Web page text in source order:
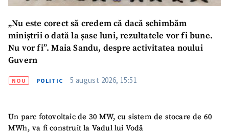
„Nu este corect să credem că dacă schimbăm
miniștrii o dată la șase luni, rezultatele vor fi bune.
Nu vor fi”. Maia Sandu, despre activitatea noului
Guvern
NOU POLITIC 5 august 2026, 15:51
Un parc fotovoltaic de 30 MW, cu sistem de stocare de 60
MWh, va fi construit la Vadul lui Vodă
Am citit și sunt de
confidențialitate.
TRIMITE ȘTIREA